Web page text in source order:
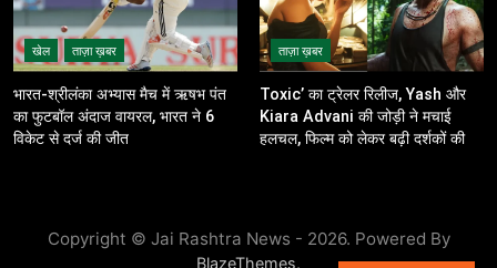
खेल ताज़ा ख़बर
भारत-श्रीलंका अभ्यास मैच में ऋषभ पंत
का फुटबॉल अंदाज वायरल, भारत ने 6
विकेट से दर्ज की जीत
ताज़ा ख़बर
Toxic’ का ट्रेलर रिलीज, Yash और
Kiara Advani की जोड़ी ने मचाई
हलचल, फिल्म को लेकर बढ़ी दर्शकों की
Copyright © Jai Rashtra News - 2026. Powered By
BlazeThemes.